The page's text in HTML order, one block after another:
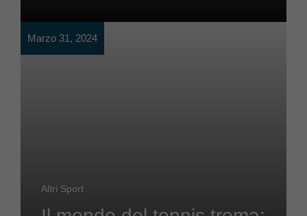
Marzo 31, 2024
Altri Sport